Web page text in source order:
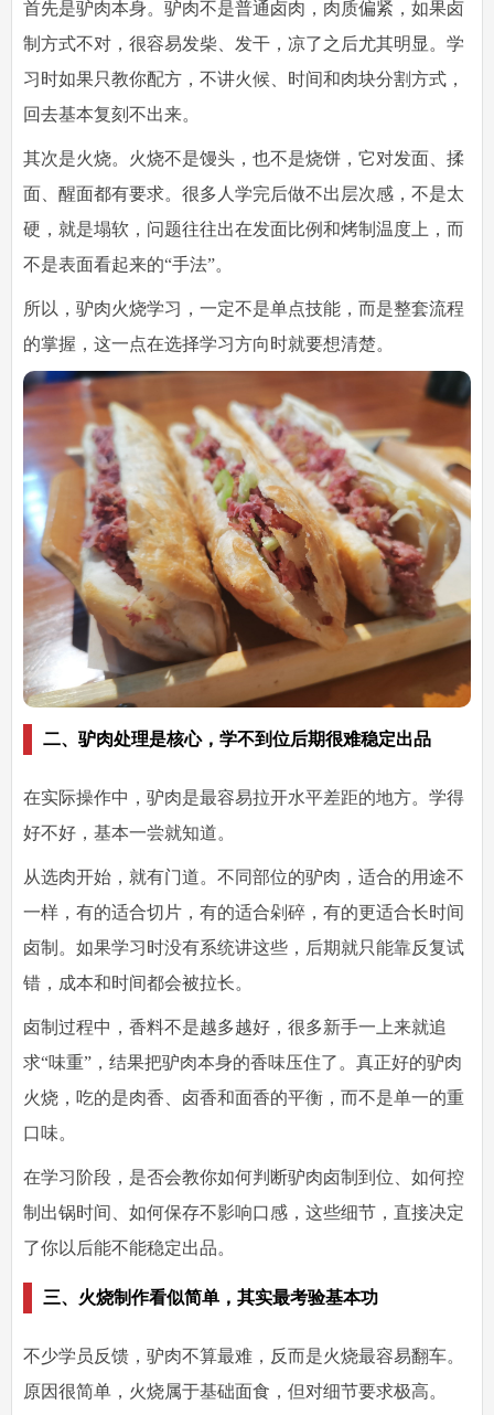
首先是驴肉本身。驴肉不是普通卤肉，肉质偏紧，如果卤
制方式不对，很容易发柴、发干，凉了之后尤其明显。学
习时如果只教你配方，不讲火候、时间和肉块分割方式，
回去基本复刻不出来。
其次是火烧。火烧不是馒头，也不是烧饼，它对发面、揉
面、醒面都有要求。很多人学完后做不出层次感，不是太
硬，就是塌软，问题往往出在发面比例和烤制温度上，而
不是表面看起来的“手法”。
所以，驴肉火烧学习，一定不是单点技能，而是整套流程
的掌握，这一点在选择学习方向时就要想清楚。
二、驴肉处理是核心，学不到位后期很难稳定出品
在实际操作中，驴肉是最容易拉开水平差距的地方。学得
好不好，基本一尝就知道。
从选肉开始，就有门道。不同部位的驴肉，适合的用途不
一样，有的适合切片，有的适合剁碎，有的更适合长时间
卤制。如果学习时没有系统讲这些，后期就只能靠反复试
错，成本和时间都会被拉长。
卤制过程中，香料不是越多越好，很多新手一上来就追
求“味重”，结果把驴肉本身的香味压住了。真正好的驴肉
火烧，吃的是肉香、卤香和面香的平衡，而不是单一的重
口味。
在学习阶段，是否会教你如何判断驴肉卤制到位、如何控
制出锅时间、如何保存不影响口感，这些细节，直接决定
了你以后能不能稳定出品。
三、火烧制作看似简单，其实最考验基本功
不少学员反馈，驴肉不算最难，反而是火烧最容易翻车。
原因很简单，火烧属于基础面食，但对细节要求极高。